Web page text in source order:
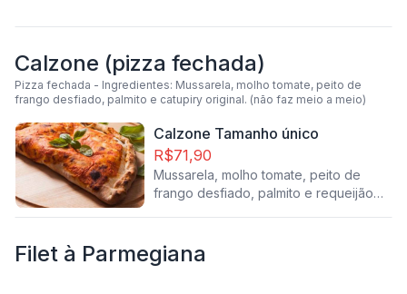
Calzone (pizza fechada)
Pizza fechada - Ingredientes: Mussarela, molho tomate, peito de
frango desfiado, palmito e catupiry original. (não faz meio a meio)
Calzone Tamanho único
R$71,90
Mussarela, molho tomate, peito de
frango desfiado, palmito e requeijão
Filet à Parmegiana